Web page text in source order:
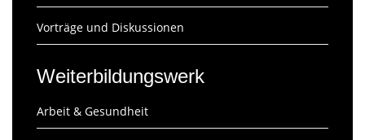
Vorträge und Diskussionen
Weiterbildungswerk
Arbeit & Gesundheit